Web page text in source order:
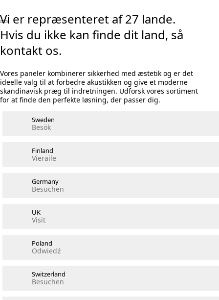
Vi er repræsenteret af 27 lande.
Hvis du ikke kan finde dit land, så
kontakt os.
Vores paneler kombinerer sikkerhed med æstetik og er det
ideelle valg til at forbedre akustikken og give et moderne
skandinavisk præg til indretningen. Udforsk vores sortiment
for at finde den perfekte løsning, der passer dig.
Sweden
Besök
Finland
Vieraile
Germany
Besuchen
UK
Visit
Poland
Odwiedź
Switzerland
Besuchen